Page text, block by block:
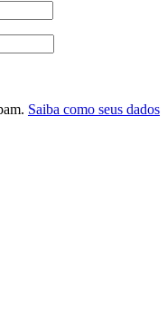
Saiba como seus dados